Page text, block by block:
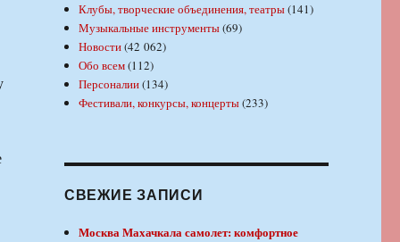
Клубы, творческие объединения, театры(141)
Музыкальные инструменты(69)
Новости(42 062)
Обо всем(112)
Персоналии(134)
Фестивали, конкурсы, концерты(233)
СВЕЖИЕ ЗАПИСИ
Москва Махачкала самолет: комфортное